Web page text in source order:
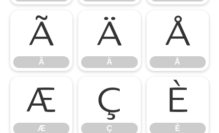
Ã
Ã
Ä
Ä
Å
Å
Æ
Æ
Ç
Ç
È
È